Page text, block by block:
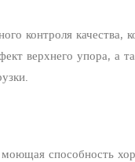
контроля качества,
верхнего упора, а
моющая способность